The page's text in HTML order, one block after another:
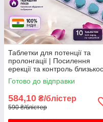
Таблетки для потенції та
пролонгації | Посилення
ерекції та контроль
10 таблеток
Готово до відправки
584,10 ₴/блістер
590 ₴/блістер